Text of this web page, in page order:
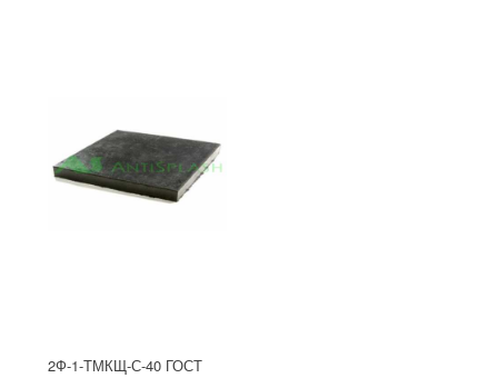
2Ф-1-ТМКЩ-С-40 ГОСТ